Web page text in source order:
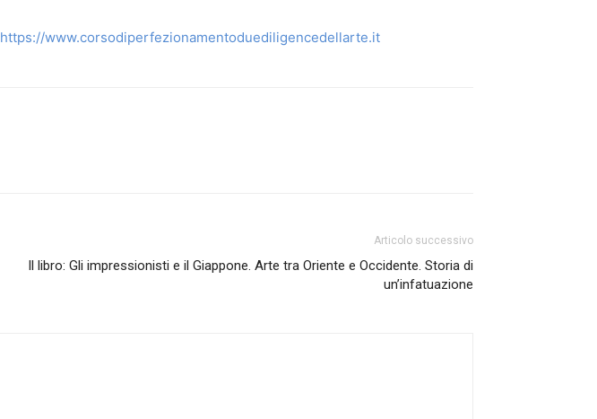
https://www.corsodiperfezionamentoduediligencedellarte.it
Articolo successivo
Il libro: Gli impressionisti e il Giappone. Arte tra Oriente e Occidente. Storia di
un’infatuazione